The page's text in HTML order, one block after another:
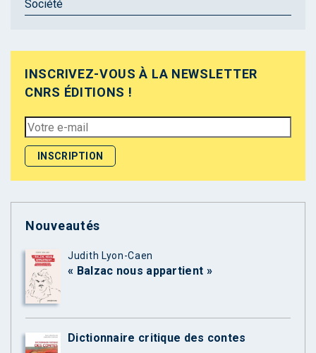
Société
INSCRIVEZ-VOUS À LA NEWSLETTER
CNRS ÉDITIONS !
Nouveautés
Judith Lyon-Caen
« Balzac nous appartient »
Dictionnaire critique des contes